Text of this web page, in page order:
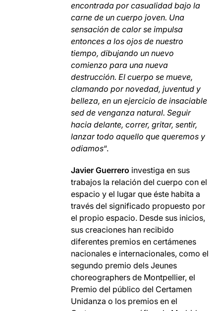
encontrada por casualidad bajo la
carne de un cuerpo joven. Una
sensación de calor se impulsa
entonces a los ojos de nuestro
tiempo, dibujando un nuevo
comienzo para una nueva
destrucción. El cuerpo se mueve,
clamando por novedad, juventud y
belleza, en un ejercicio de insaciable
sed de venganza natural. Seguir
hacia delante, correr, gritar, sentir,
lanzar todo aquello que queremos y
odiamos“.
Javier Guerrero investiga en sus
trabajos la relación del cuerpo con el
espacio y el lugar que éste habita a
través del significado propuesto por
el propio espacio. Desde sus inicios,
sus creaciones han recibido
diferentes premios en certámenes
nacionales e internacionales, como el
segundo premio dels Jeunes
choreographers de Montpellier, el
Premio del público del Certamen
Unidanza o los premios en el